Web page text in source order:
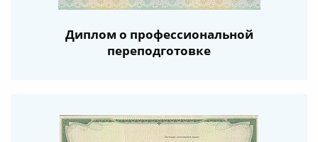
Диплом о профессиональной
переподготовке